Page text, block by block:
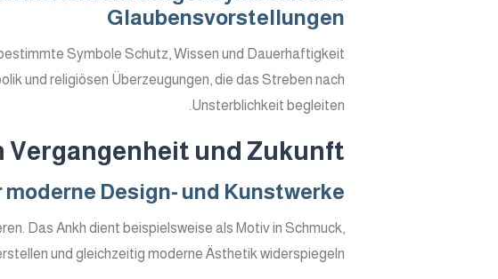
Glaubensvorstellungen
Symbole Schutz, Wissen und Dauerhaftigkeit
und religiösen Überzeugungen, die das Streben nach
Unsterblichkeit begleiten.
Vergangenheit und Zukunft
Design- und Kunstwerke
Das Ankh dient beispielsweise als Motiv in Schmuck,
und gleichzeitig moderne Ästhetik widerspiegeln.